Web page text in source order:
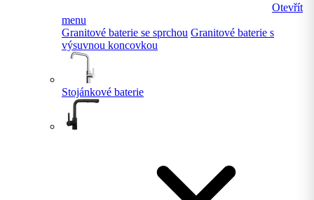
Otevřít
menu
Granitové baterie se sprchou Granitové baterie s
výsuvnou koncovkou
Stojánkové baterie